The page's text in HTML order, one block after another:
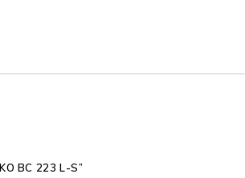
BC 223 L-S”